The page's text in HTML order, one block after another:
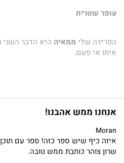
עופר שטרית
הפרידה שלי ממאיה היא הדבר
איתו אי פעם.
עם הדבר הראשון, זה שהרס אותנו,
העובדה שנפרדנו ולא מפסיקה להתערב
אלא לנקוט פעולות אסרטיביות כדי
החיים שלי עדיין בסערה ואם יש
שהאבק ישקע.
אני מנוול? אולי.
אנחנו ממש אהבנו!
Moran
איזה כיף שיש ספר כזה! ספר עם
שרון צוהר כותבת ממש טובה.